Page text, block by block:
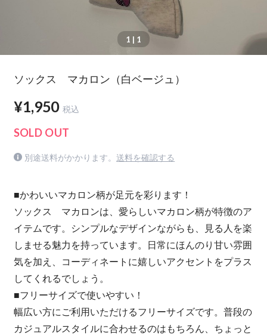
1 | 1
ソックス マカロン（白ベージュ）
¥1,950 税込
SOLD OUT
別途送料がかかります。 送料を確認する
■かわいいマカロン柄が足元を彩ります！
ソックス マカロンは、愛らしいマカロン柄が特徴のア
イテムです。シンプルなデザインながらも、見る人を楽
しませる魅力を持っています。日常にほんのり甘い雰囲
気を加え、コーディネートに嬉しいアクセントをプラス
してくれるでしょう。
■フリーサイズで使いやすい！
幅広い方にご利用いただけるフリーサイズです。普段の
カジュアルスタイルに合わせるのはもちろん、ちょっと